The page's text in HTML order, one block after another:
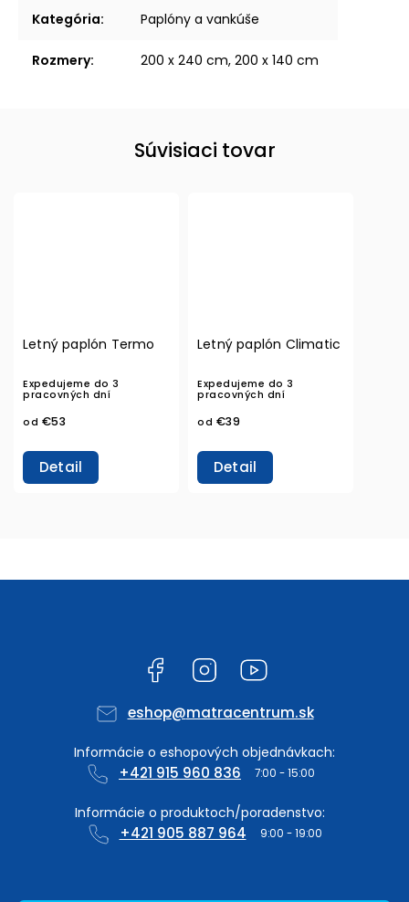
Kategória: Paplóny a vankúše
Rozmery: 200 x 240 cm, 200 x 140 cm
Súvisiaci tovar
Letný paplón Termo
Expedujeme do 3
pracovných dní
od €53
Detail
Letný paplón Climatic
Expedujeme do 3
pracovných dní
od €39
Detail
Facebook Instagram
eshop@matracentrum.sk
+421 915 960 836
+421 905 887 964